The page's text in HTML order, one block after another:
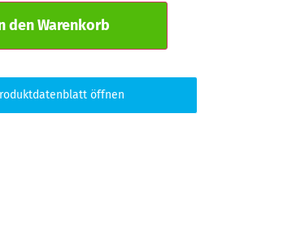
den Warenkorb
öffnen